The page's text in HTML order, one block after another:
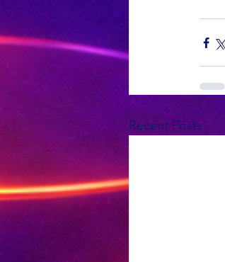
Recent Posts